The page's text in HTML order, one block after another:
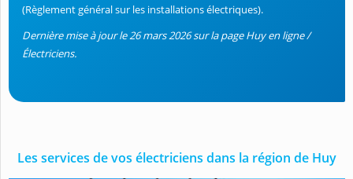
(Règlement général sur les installations électriques).
Dernière mise à jour le 26 mars 2026 sur la page Huy en ligne /
Électriciens.
Les services de vos électriciens dans la région de Huy